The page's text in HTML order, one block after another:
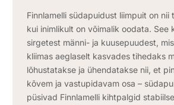
Finnlamelli südapuidust liimpuit on nii
kui inimlikult on võimalik oodata. See
sirgetest männi- ja kuusepuudest,
kliimas aeglaselt kasvades tihedaks
lõhustatakse ja ühendatakse nii, et
kõvem ja vastupidavam osa –
püsivad Finnlamelli kihtpalgid